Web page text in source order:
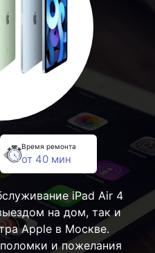
Время ремонта
от 40 мин
iPad Air 4
на дом, так и
Apple в Москве.
и пожелания